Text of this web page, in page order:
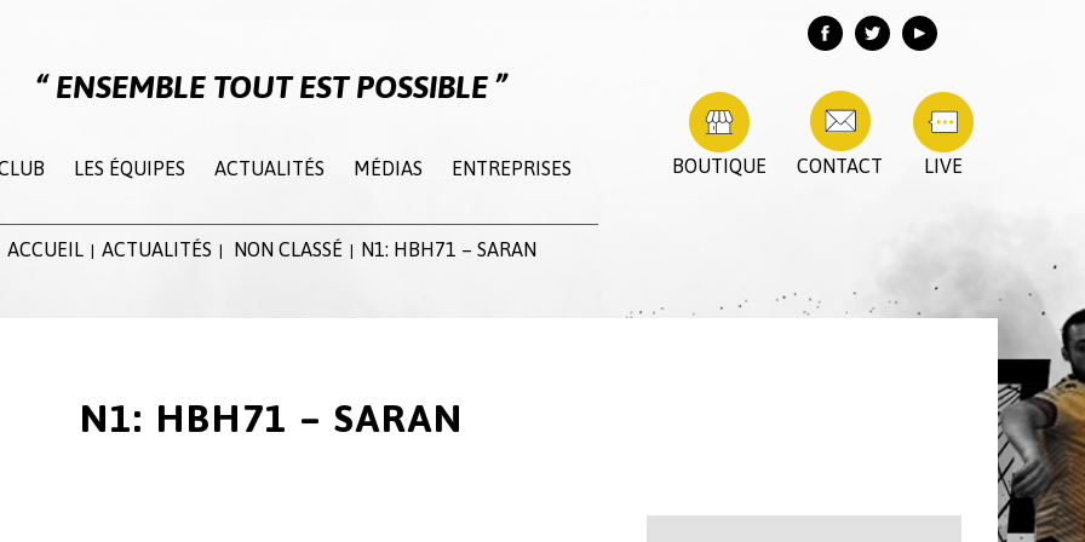
ENSEMBLE TOUT EST POSSIBLE
LES ÉQUIPES ACTUALITÉS MÉDIAS ENTREPRISES
ACCUEIL| ACTUALITÉS NON CLASSÉ N1: HBH71 – SARAN
LIVE
CONTACT
BOUTIQUE
N1: HBH71 – SARAN